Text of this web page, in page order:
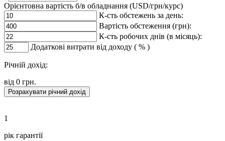
Орієнтовна вартість б/в обладнання (USD/грн/курс)
К-сть обстежень за день:
Вартість обстеження (грн):
К-сть робочих днів (в місяць):
Додаткові витрати від доходу ( % )
Річнiй дохід:
від 0 грн.
Розрахувати річний дохід
1
рік гарантії